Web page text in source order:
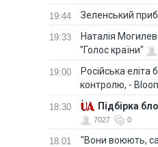
19:44 Зеленський
19:33
Наталія
"Голос країни"
19:00
Російська
контролю, -
18:30 Підбірка
7027 0
18:01
"Вони воюють,